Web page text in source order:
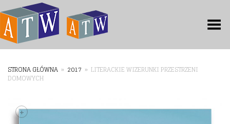
Toggle Menu
STRONA GŁÓWNA » 2017 » LITERACKIE WIZERUNKI PRZESTRZENI
DOMOWYCH
+